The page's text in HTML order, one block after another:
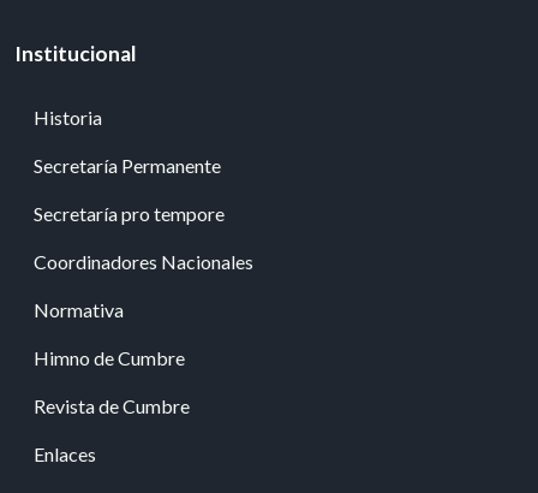
Institucional
Historia
Secretaría Permanente
Secretaría pro tempore
Coordinadores Nacionales
Normativa
Himno de Cumbre
Revista de Cumbre
Enlaces